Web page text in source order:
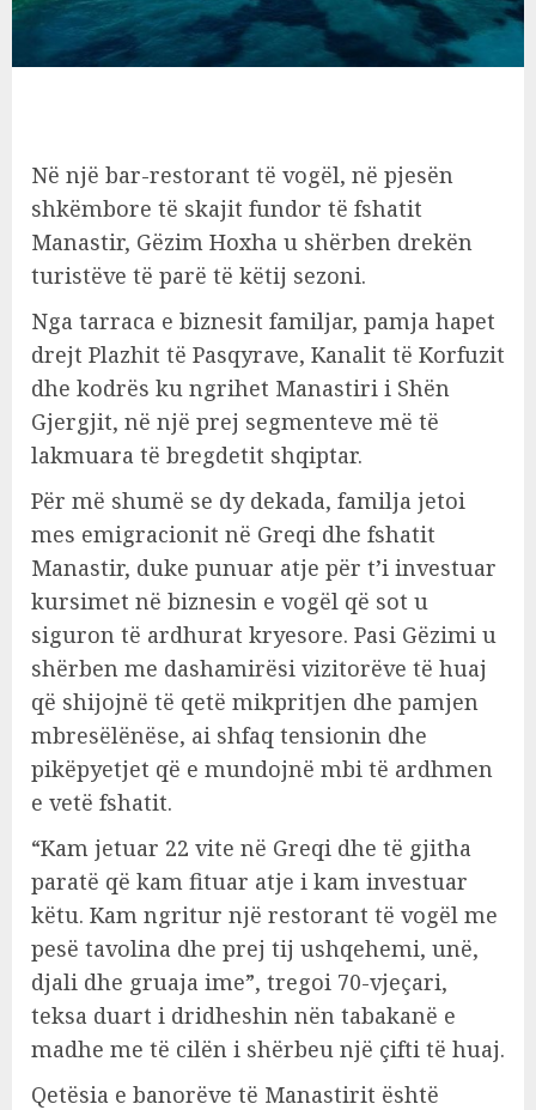
Në një bar-restorant të vogël, në pjesën
shkëmbore të skajit fundor të fshatit
Manastir, Gëzim Hoxha u shërben drekën
turistëve të parë të këtij sezoni.
Nga tarraca e biznesit familjar, pamja hapet
drejt Plazhit të Pasqyrave, Kanalit të Korfuzit
dhe kodrës ku ngrihet Manastiri i Shën
Gjergjit, në një prej segmenteve më të
lakmuara të bregdetit shqiptar.
Për më shumë se dy dekada, familja jetoi
mes emigracionit në Greqi dhe fshatit
Manastir, duke punuar atje për t’i investuar
kursimet në biznesin e vogël që sot u
siguron të ardhurat kryesore. Pasi Gëzimi u
shërben me dashamirësi vizitorëve të huaj
që shijojnë të qetë mikpritjen dhe pamjen
mbresëlënëse, ai shfaq tensionin dhe
pikëpyetjet që e mundojnë mbi të ardhmen
e vetë fshatit.
“Kam jetuar 22 vite në Greqi dhe të gjitha
paratë që kam fituar atje i kam investuar
këtu. Kam ngritur një restorant të vogël me
pesë tavolina dhe prej tij ushqehemi, unë,
djali dhe gruaja ime”, tregoi 70-vjeçari,
teksa duart i dridheshin nën tabakanë e
madhe me të cilën i shërbeu një çifti të huaj.
Qetësia e banorëve të Manastirit është